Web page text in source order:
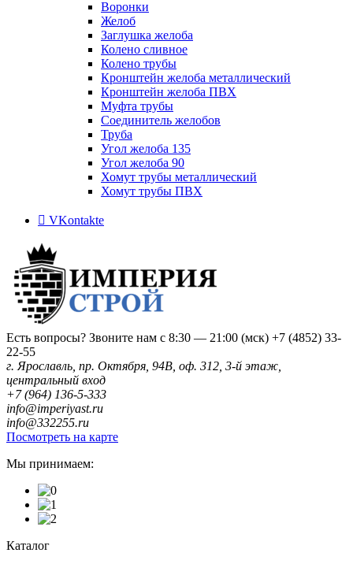
Воронки
Желоб
Заглушка желоба
Колено сливное
Колено трубы
Кронштейн желоба металлический
Кронштейн желоба ПВХ
Муфта трубы
Соединитель желобов
Труба
Угол желоба 135
Угол желоба 90
Хомут трубы металлический
Хомут трубы ПВХ
VKontakte
Есть вопросы? Звоните нам с 8:30 — 21:00 (мск) +7 (4852) 33-
22-55
г. Ярославль, пр. Октября, 94В, оф. 312, 3-й этаж,
центральный вход
+7 (964) 136-5-333
info@imperiyast.ru
info@332255.ru
Посмотреть на карте
Мы принимаем:
Каталог